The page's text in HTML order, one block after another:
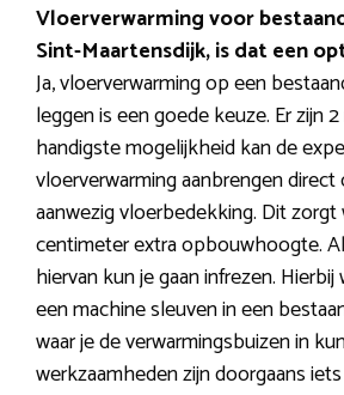
Vloerverwarming voor
Sint-Maartensdijk, is dat een
Ja, vloerverwarming op een
leggen is een goede keuze. Er zijn
handigste mogelijkheid kan de
vloerverwarming aanbrengen
aanwezig vloerbedekking. Dit
centimeter extra opbouwhoogte.
hiervan kun je gaan infrezen.
een machine sleuven in een
waar je de verwarmingsbuizen in
werkzaamheden zijn doorgaans